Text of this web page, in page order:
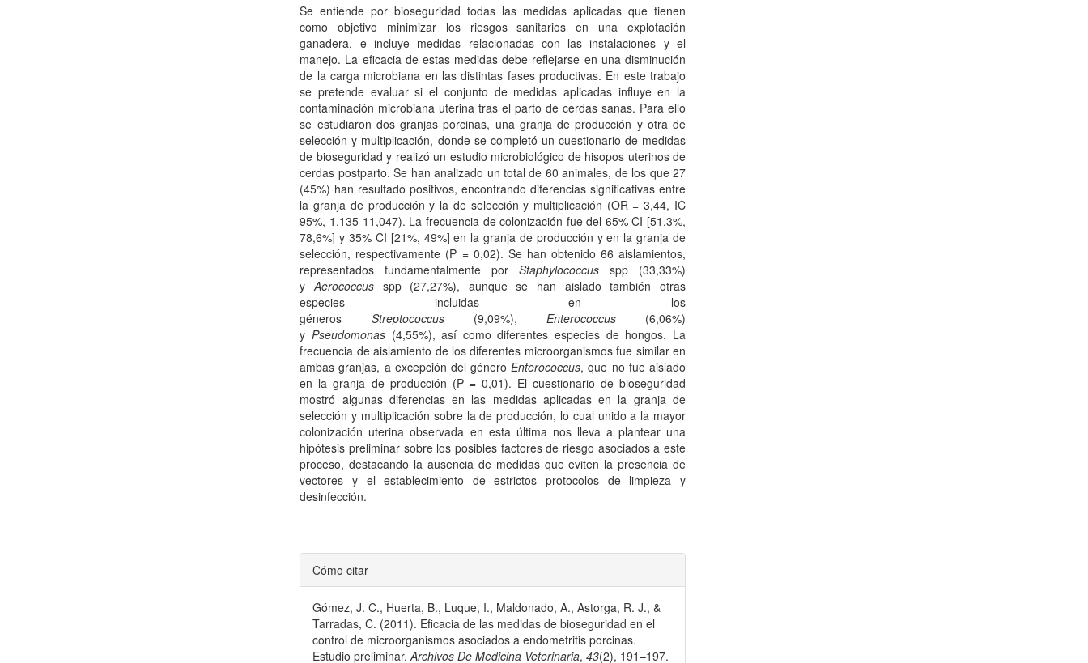
Se entiende por bioseguridad todas las medidas aplicadas que tienen
como objetivo minimizar los riesgos sanitarios en una explotación
ganadera, e incluye medidas relacionadas con las instalaciones y el
manejo. La eficacia de estas medidas debe reflejarse en una disminución
de la carga microbiana en las distintas fases productivas. En este trabajo
se pretende evaluar si el conjunto de medidas aplicadas influye en la
contaminación microbiana uterina tras el parto de cerdas sanas. Para ello
se estudiaron dos granjas porcinas, una granja de producción y otra de
selección y multiplicación, donde se completó un cuestionario de medidas
de bioseguridad y realizó un estudio microbiológico de hisopos uterinos de
cerdas postparto. Se han analizado un total de 60 animales, de los que 27
(45%) han resultado positivos, encontrando diferencias significativas entre
la granja de producción y la de selección y multiplicación (OR = 3,44, IC
95%, 1,135-11,047). La frecuencia de colonización fue del 65% CI [51,3%,
78,6%] y 35% CI [21%, 49%] en la granja de producción y en la granja de
selección, respectivamente (P = 0,02). Se han obtenido 66 aislamientos,
representados fundamentalmente porStaphylococcusspp (33,33%)
yAerococcus spp (27,27%), aunque se han aislado también otras
especies incluidas en los
géneros Streptococcus (9,09%), Enterococcus (6,06%)
y Pseudomonas (4,55%), así como diferentes especies de hongos. La
frecuencia de aislamiento de los diferentes microorganismos fue similar en
ambas granjas, a excepción del géneroEnterococcus, que no fue aislado
en la granja de producción (P = 0,01). El cuestionario de bioseguridad
mostró algunas diferencias en las medidas aplicadas en la granja de
selección y multiplicación sobre la de producción, lo cual unido a la mayor
colonización uterina observada en esta última nos lleva a plantear una
hipótesis preliminar sobre los posibles factores de riesgo asociados a este
proceso, destacando la ausencia de medidas que eviten la presencia de
vectores y el establecimiento de estrictos protocolos de limpieza y
desinfección.
Detalles
del
artículo
Cómo citar
Gómez, J. C., Huerta, B., Luque, I., Maldonado, A., Astorga, R. J., &
Tarradas, C. (2011). Eficacia de las medidas de bioseguridad en el
control de microorganismos asociados a endometritis porcinas.
Estudio preliminar.Archivos De Medicina Veterinaria,43(2), 191–197.